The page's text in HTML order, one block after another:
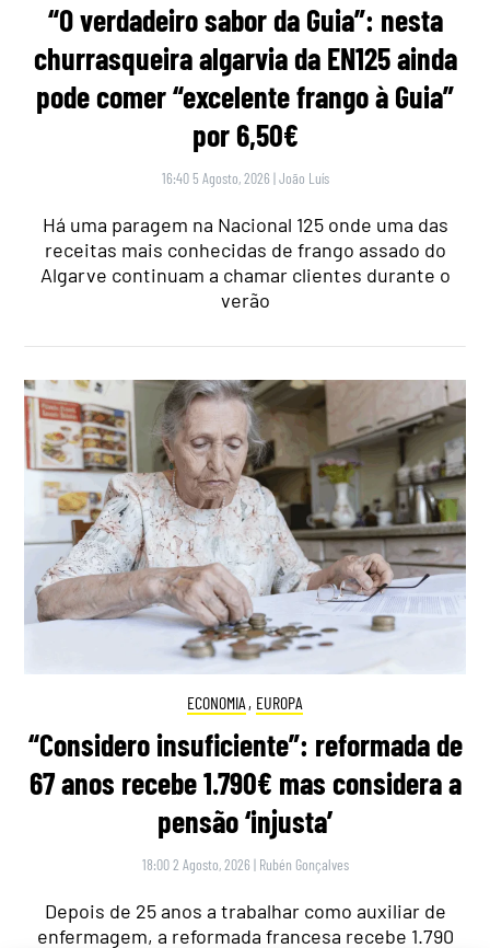
“O verdadeiro sabor da Guia”: nesta
churrasqueira algarvia da EN125 ainda
pode comer “excelente frango à Guia”
por 6,50€
16:40 5 Agosto, 2026 |João Luís
Há uma paragem na Nacional 125 onde uma das
receitas mais conhecidas de frango assado do
Algarve continuam a chamar clientes durante o
verão
ECONOMIA , EUROPA
“Considero insuficiente”: reformada de
67 anos recebe 1.790€ mas considera a
pensão ‘injusta’
18:00 2 Agosto, 2026 | Rubén Gonçalves
Depois de 25 anos a trabalhar como auxiliar de
enfermagem, a reformada francesa recebe 1.790